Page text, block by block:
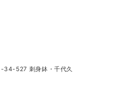
34-527 刺身鉢・千代久